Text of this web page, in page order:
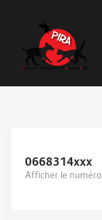
0668314xxx
Afficher le numéro